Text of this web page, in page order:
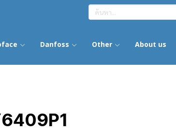
Danfoss Other About us